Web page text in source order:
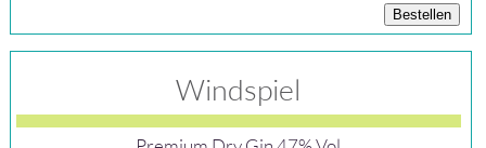
Bestellen
Windspiel